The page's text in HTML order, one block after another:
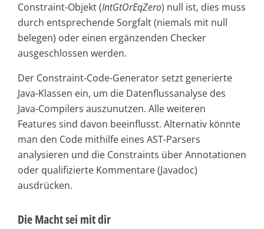
Constraint-Objekt (Int­GtOrEqZero) null ist, dies muss
durch entsprechende Sorgfalt (niemals mit null
belegen) oder einen ergänzenden Checker
ausgeschlossen werden.
Der Constraint-Code-Generator setzt generierte
Java-Klassen ein, um die Datenflussanalyse des
Java-Compilers auszunutzen. Alle weiteren
Features sind davon beeinflusst. Alternativ könnte
man den Code mithilfe eines AST-Parsers
analysieren und die Constraints über Annotationen
oder qualifizierte Kommentare (Javadoc)
ausdrücken.
Die Macht sei mit dir